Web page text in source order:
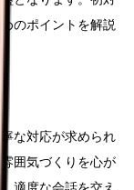
のポイントを解説
な対応が求められ
囲気づくりを心が